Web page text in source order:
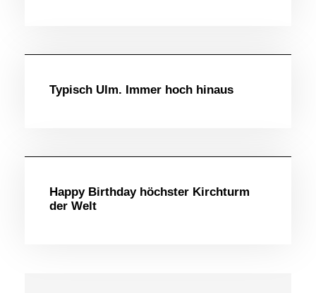
Typisch Ulm. Immer hoch hinaus
Happy Birthday höchster Kirchturm
der Welt